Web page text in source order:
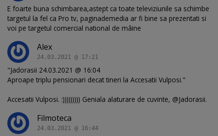
E foarte buna schimbarea,astept ca toate televiziunile sa schimbe
targetul la fel ca Pro tv, paginademedia ar fi bine sa prezentati si
voi pe targetul comercial national de mâine
Alex
24.03.2021 @ 17:21
"Jadorasii 24.03.2021 @ 16:04
Aproape triplu pensionari decat tineri la Accesatii Vulposi."
Accesatii Vulposi. :))))))))) Geniala alaturare de cuvinte, @Jadorasii.
Filmoteca
24.03.2021 @ 16:44